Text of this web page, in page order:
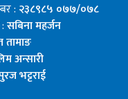
: २३८९८५ ०७७/०७८
सबिना महर्जन
तामाङ
अन्सारी
भट्टराई